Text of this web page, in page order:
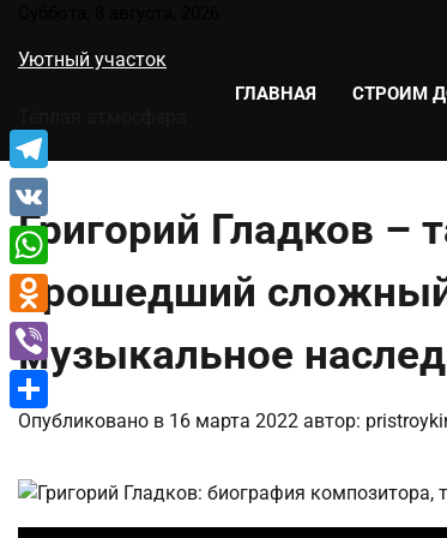
содержимому
Уютный участок
ГЛАВНАЯ СТРОИМ
Григорий Гладков –
прошедший
музыкальное
Опубликовано в 16 марта 2022 автор:
Telegram
VK
WhatsApp
Odnoklassniki
Viber
Отправить